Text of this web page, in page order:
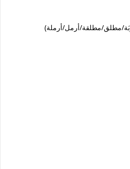
مطلق/مطلقة/أرمل/أرملة)